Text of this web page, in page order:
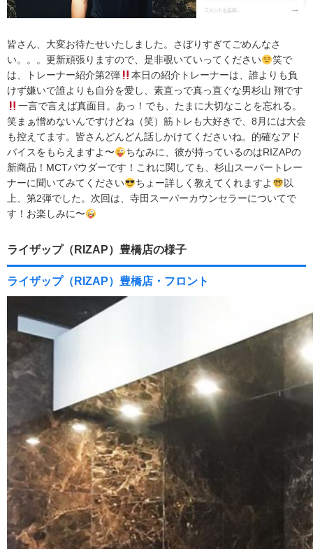
皆さん、大変お待たせいたしました。さぼりすぎてごめんなさ
い。。。更新頑張りますので、是非覗いていってください
笑で
は、トレーナー紹介第2弾
本日の紹介トレーナーは、誰よりも負
けず嫌いで誰よりも自分を愛し、素直っで真っ直ぐな男杉山 翔です
一言で言えば真面目。あっ！でも、たまに大切なことを忘れる。
笑まぁ憎めないんですけどね（笑）筋トレも大好きで、8月には大会
も控えてます。皆さんどんどん話しかけてくださいね。的確なアド
バイスをもらえますよ〜
ちなみに、彼が持っているのはRIZAPの
新商品！MCTパウダーです！これに関しても、杉山スーパートレー
ナーに聞いてみてください
ちょー詳しく教えてくれますよ
以
上、第2弾でした。次回は、寺田スーパーカウンセラーについてで
す！お楽しみに〜
ライザップ（RIZAP）豊橋店の様子
ライザップ（RIZAP）豊橋店・フロント